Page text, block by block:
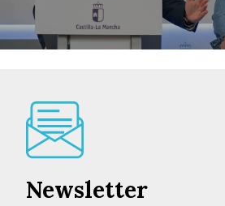
Newsletter